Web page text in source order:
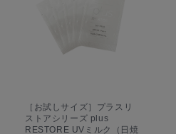
［お試しサイズ］プラスリ
ストアシリーズ plus
RESTORE UVミルク（日焼